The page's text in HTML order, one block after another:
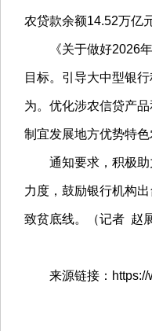
农贷款余额14.52万亿
《关于做好2026年
目标。引导大中型银
为。优化涉农信贷产
制宜发展地方优势特
通知要求，积极助力
力度，鼓励银行机构
致贫底线。（记者 赵
来源链接：https://